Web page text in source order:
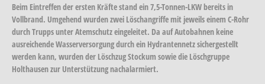
Beim Eintreffen der ersten Kräfte stand ein 7,5-Tonnen-LKW bereits in
Vollbrand. Umgehend wurden zwei Löschangriffe mit jeweils einem C-Rohr
durch Trupps unter Atemschutz eingeleitet. Da auf Autobahnen keine
ausreichende Wasserversorgung durch ein Hydrantennetz sichergestellt
werden kann, wurden der Löschzug Stockum sowie die Löschgruppe
Holthausen zur Unterstützung nachalarmiert.